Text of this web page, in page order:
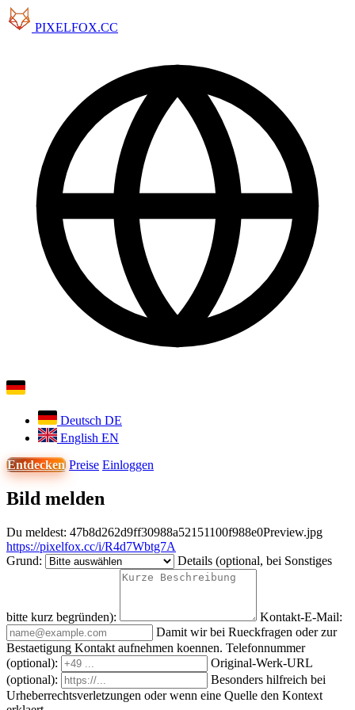
PIXELFOX.CC
Deutsch DE
English EN
Entdecken Preise Einloggen
Bild melden
Du meldest: 47b8d262d9ff30988a52151100f988e0Preview.jpg
https://pixelfox.cc/i/R4d7Wbtg7A
Grund:
Details (optional, bei Sonstiges
bitte kurz begründen):
Kontakt-E-Mail:
Damit wir bei Rueckfragen oder zur
Bestaetigung Kontakt aufnehmen koennen. Telefonnummer
(optional):
Original-Werk-URL
(optional):
Besonders hilfreich bei
Urheberrechtsverletzungen oder wenn eine Quelle den Kontext